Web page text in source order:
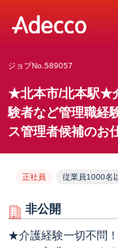
ジョブNo.589057
★北本市/北本駅★
験者など管理職経
ス管理者候補のお
正社員 従業員1000名
非公開
★介護経験一切不問！